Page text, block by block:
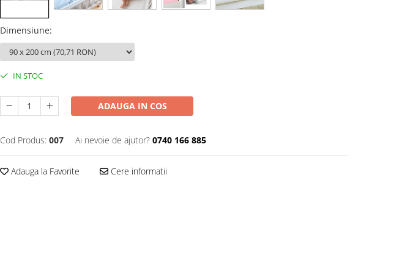
Dimensiune:
IN STOC
ADAUGA IN COS
Cod Produs: 007 Ai nevoie de ajutor? 0740 166 885
Adauga la Favorite Cere informatii